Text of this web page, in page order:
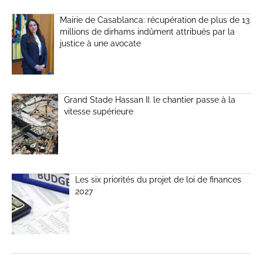
Mairie de Casablanca: récupération de plus de 13
millions de dirhams indûment attribués par la
justice à une avocate
Grand Stade Hassan II: le chantier passe à la
vitesse supérieure
Les six priorités du projet de loi de finances
2027